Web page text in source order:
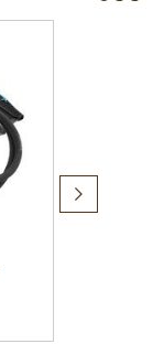
Produit